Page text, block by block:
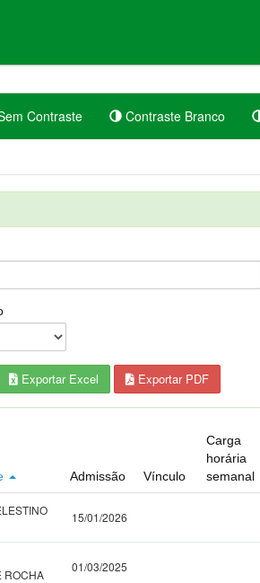
Contraste Contraste Branco
Exportar Excel Exportar PDF
Admissão Vínculo
Carga
horária
semanal
15/01/2026
ROCHA
01/03/2025